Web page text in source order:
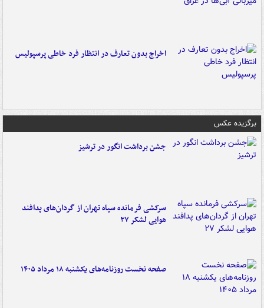
اخراج بدون تعارف در انتظار فرد خاطی پرسپولیس
برگزیده عکس
جشن برداشت انگور در ترشیز
سرکشی فرمانده سپاه تهران از گردان‌های پدافند
هوایی لشکر ۲۷
صفحه نخست روزنامه‌های یکشنبه ۱۸ مرداد ۱۴۰۵